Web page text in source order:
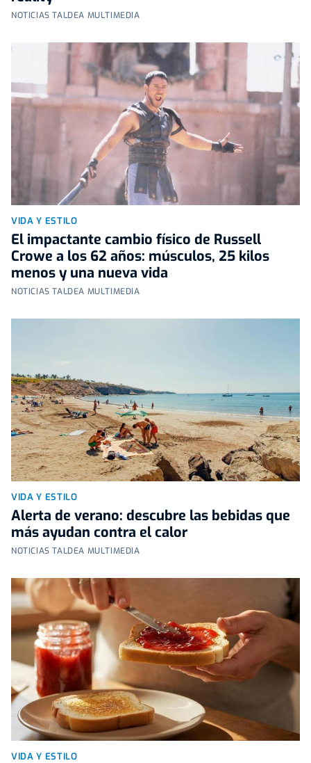
NOTICIAS TALDEA MULTIMEDIA
VIDA Y ESTILO
El impactante cambio físico de Russell
Crowe a los 62 años: músculos, 25 kilos
menos y una nueva vida
NOTICIAS TALDEA MULTIMEDIA
VIDA Y ESTILO
Alerta de verano: descubre las bebidas que
más ayudan contra el calor
NOTICIAS TALDEA MULTIMEDIA
VIDA Y ESTILO